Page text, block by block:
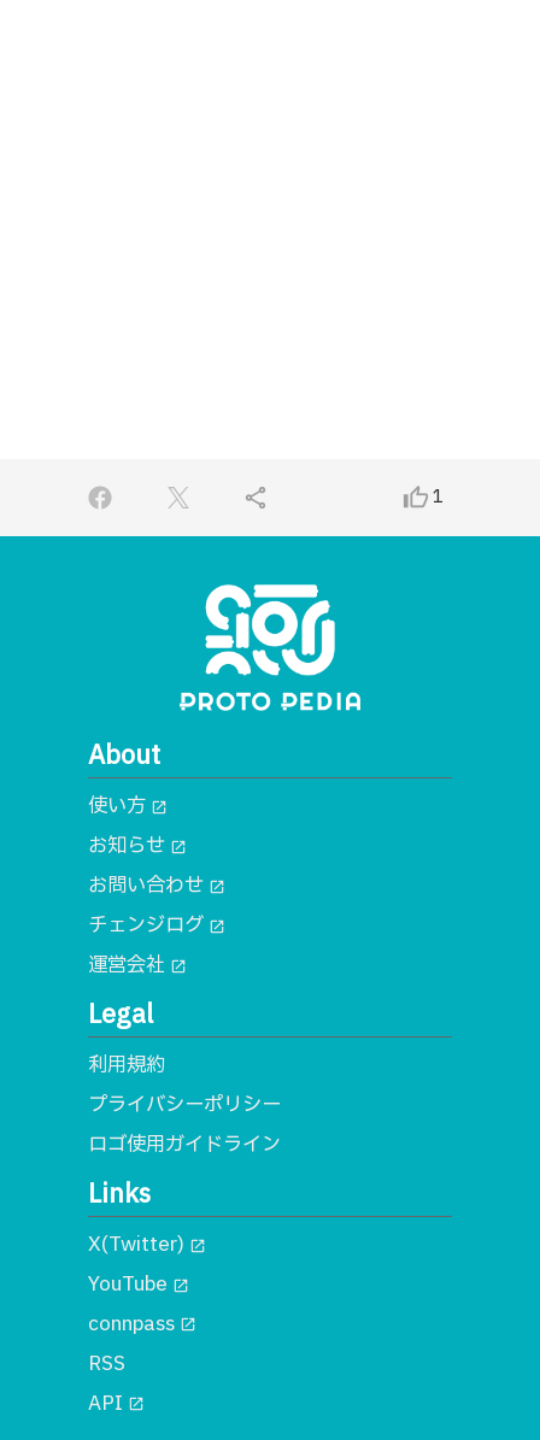
share thumb_up_alt1
About
使い方 open_in_new
お知らせ open_in_new
お問い合わせ open_in_new
チェンジログ open_in_new
運営会社 open_in_new
Legal
利用規約
プライバシーポリシー
ロゴ使用ガイドライン
Links
X(Twitter) open_in_new
YouTube open_in_new
connpass open_in_new
RSS
API open_in_new